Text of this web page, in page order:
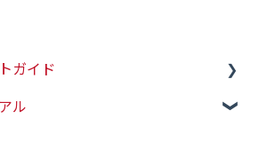
ガイド
ちら
設置）
ル